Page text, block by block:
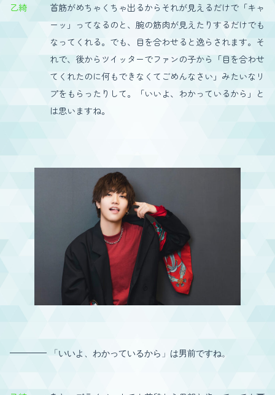
乙綺
首筋がめちゃくちゃ出るからそれが見えるだけで「キャ
ーッ」ってなるのと、腕の筋肉が見えたりするだけでも
なってくれる。でも、目を合わせると逸らされます。そ
れで、後からツイッターでファンの子から「目を合わせ
てくれたのに何もできなくてごめんなさい」みたいなリ
プをもらったりして。「いいよ、わかっているから」と
は思いますね。
「いいよ、わかっているから」は男前ですね。